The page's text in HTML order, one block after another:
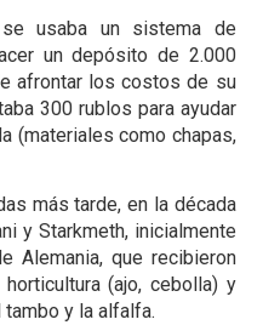
usaba un sistema de
un depósito de 2.000
afrontar los costos de su
300 rublos para ayudar
(materiales como chapas,
más tarde, en la década
y Starkmeth, inicialmente
Alemania, que recibieron
(ajo, cebolla) y
y la alfalfa.